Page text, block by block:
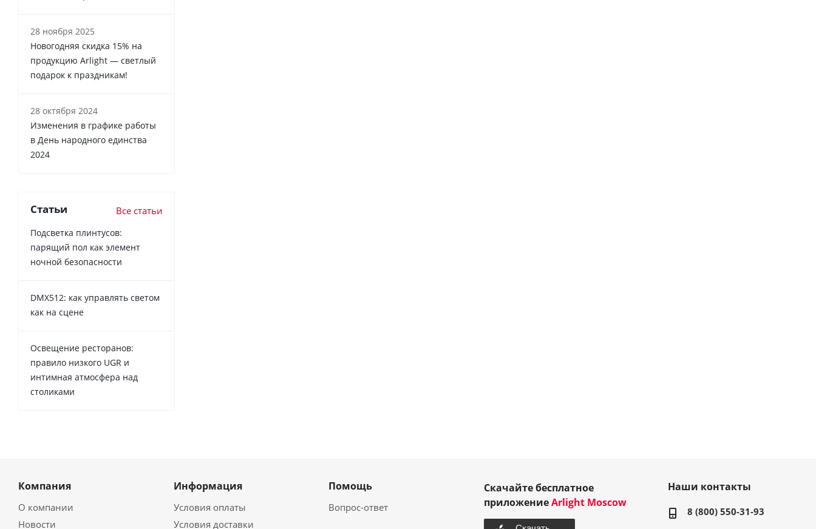
28 ноября 2025
Новогодняя скидка 15% на
продукцию Arlight — светлый
подарок к праздникам!
28 октября 2024
Изменения в графике работы
в День народного единства
2024
Статьи Все статьи
Подсветка плинтусов:
парящий пол как элемент
ночной безопасности
DMX512: как управлять светом
как на сцене
Освещение ресторанов:
правило низкого UGR и
интимная атмосфера над
столиками
Компания
О компании
Новости
Информация
Условия оплаты
Условия доставки
Помощь
Вопрос-ответ
Скачайте бесплатное
приложениеArlight Moscow
Наши контакты
8 (800) 550-31-93